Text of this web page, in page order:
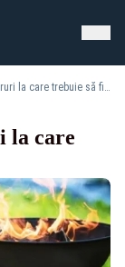
Grătarul în aer liber: lucruri la care trebuie să fii atent
la care